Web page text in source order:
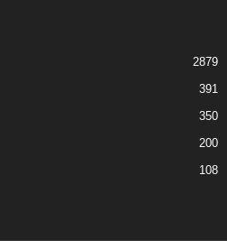
2879
391
350
200
108